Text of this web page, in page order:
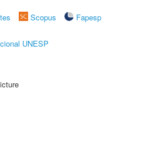
Scopus
Fapesp
UNESP